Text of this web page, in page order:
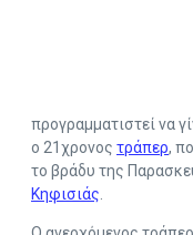
προγραμματιστεί να
ο 21χρονος τράπερ,
το βράδυ της
Κηφισιάς.